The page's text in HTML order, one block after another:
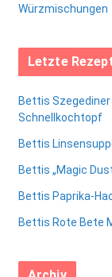
Würzmischungen
Letzte
Bettis
Schnellkochtopf
Bettis
Bettis „Magic
Bettis Paprika-
Bettis Rote Bete